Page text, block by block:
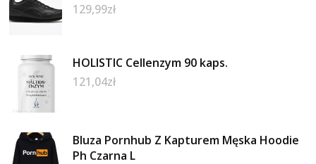
129,99zł
HOLISTIC Cellenzym 90 kaps.
121,04zł
Bluza Pornhub Z Kapturem Męska Hoodie
Ph Czarna L